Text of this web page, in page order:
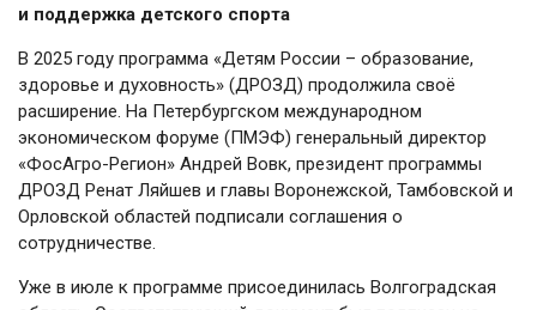
и поддержка детского спорта
В 2025 году программа «Детям России – образование,
здоровье и духовность» (ДРОЗД) продолжила своё
расширение. На Петербургском международном
экономическом форуме (ПМЭФ) генеральный директор
«ФосАгро-Регион» Андрей Вовк, президент программы
ДРОЗД Ренат Ляйшев и главы Воронежской, Тамбовской и
Орловской областей подписали соглашения о
сотрудничестве.
Уже в июле к программе присоединилась Волгоградская